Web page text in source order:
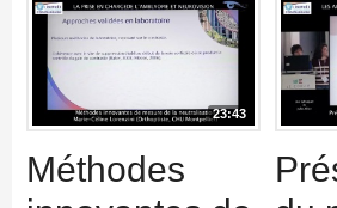
23:43
Méthodes